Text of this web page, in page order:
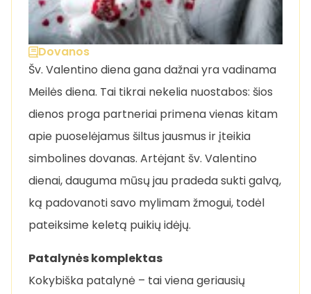
Dovanos
Šv. Valentino diena gana dažnai yra vadinama
Meilės diena. Tai tikrai nekelia nuostabos: šios
dienos proga partneriai primena vienas kitam
apie puoselėjamus šiltus jausmus ir įteikia
simbolines dovanas. Artėjant šv. Valentino
dienai, dauguma mūsų jau pradeda sukti galvą,
ką padovanoti savo mylimam žmogui, todėl
pateiksime keletą puikių idėjų.
Patalynės komplektas
Kokybiška patalynė – tai viena geriausių